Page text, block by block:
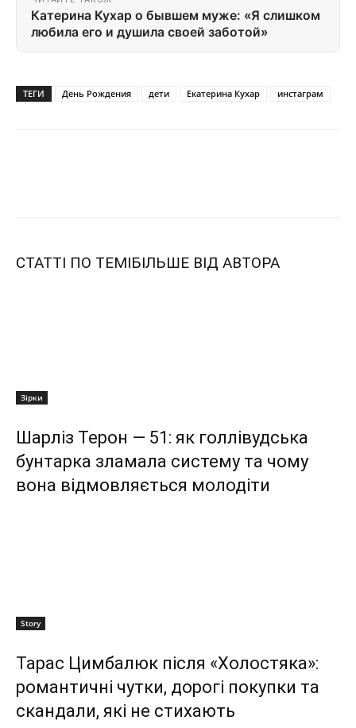
Катерина Кухар о бывшем муже: «Я слишком
любила его и душила своей заботой»
ТЕГИ День Рождения дети Екатерина Кухар инстаграм
СТАТТІ ПО ТЕМІБІЛЬШЕ ВІД АВТОРА
Зірки
Шарліз Терон — 51: як голлівудська
бунтарка зламала систему та чому
вона відмовляється молодіти
Story
Тарас Цимбалюк після «Холостяка»:
романтичні чутки, дорогі покупки та
скандали, які не стихають